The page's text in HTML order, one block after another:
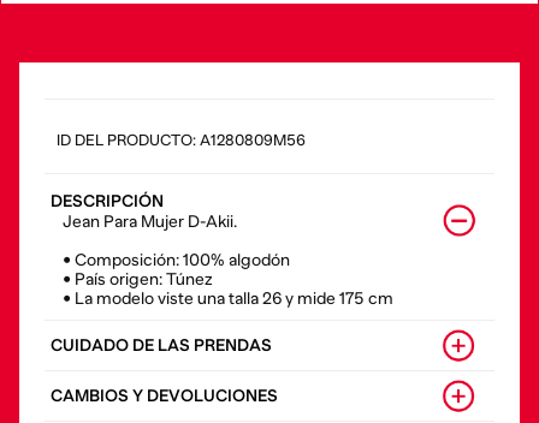
: A1280809M56
DESCRIPCIÓN
Jean Para Mujer D-Akii.
• Composición: 100% algodón
• País origen: Túnez
• La modelo viste una talla 26 y mide 175 cm
CUIDADO DE LAS PRENDAS
CAMBIOS Y DEVOLUCIONES